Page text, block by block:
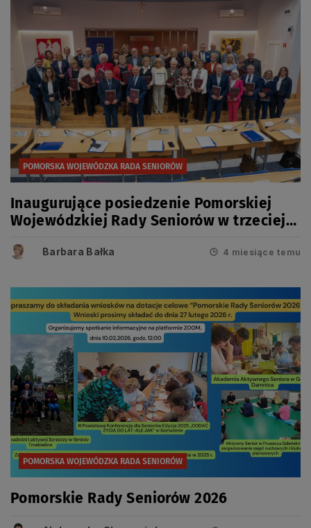
POMORSKA WOJEWÓDZKA RADA SENIORÓW
Inaugurujące posiedzenie Pomorskiej
Wojewódzkiej Rady Seniorów w trzeciej
Barbara Bałka 4 miesiące temu
POMORSKA WOJEWÓDZKA RADA SENIORÓW
Pomorskie Rady Seniorów 2026